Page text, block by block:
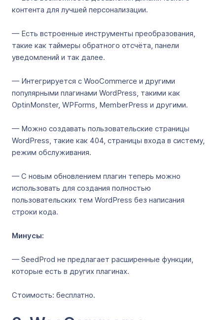
контента для лучшей персонализации.
— Есть встроенные инструменты преобразования,
такие как таймеры обратного отсчёта, панели
уведомлений и так далее.
— Интегрируется с WooCommerce и другими
популярными плагинами WordPress, такими как
OptinMonster, WPForms, MemberPress и другими.
— Можно создавать пользовательские страницы
WordPress, такие как 404, страницы входа в систему,
режим обслуживания.
— С новым обновлением плагин теперь можно
использовать для создания полностью
пользовательских тем WordPress без написания
строки кода.
Минусы:
— SeedProd не предлагает расширенные функции,
которые есть в других плагинах.
Стоимость: бесплатно.